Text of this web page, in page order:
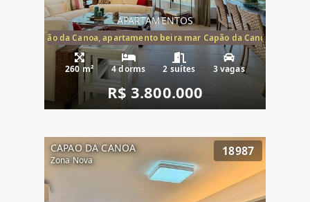
APARTAMENTOS
mar Capão da Canoa, apartamento beira mar Capão da Canoa,
260 m² 4 dorms 2 suítes 3 vagas
R$ 3.800.000
CAPAO DA CANOA
Zona Nova
18987